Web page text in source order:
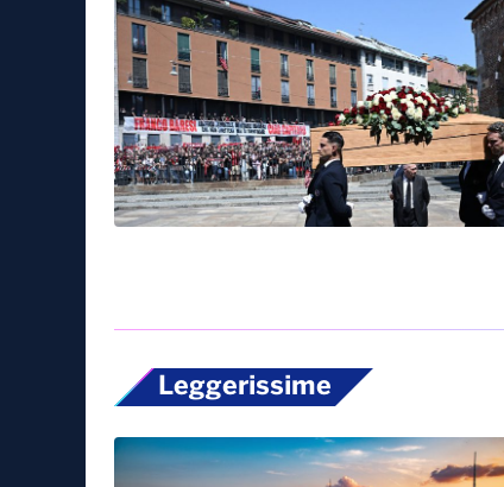
Leggerissime